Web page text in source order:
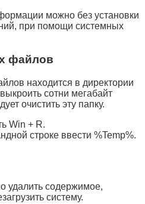
можно без установки
при помощи системных
файлов
находится в директории
сотни мегабайт
очистить эту папку.
Win + R.
строке ввести %Temp%.
удалить содержимое,
систему.